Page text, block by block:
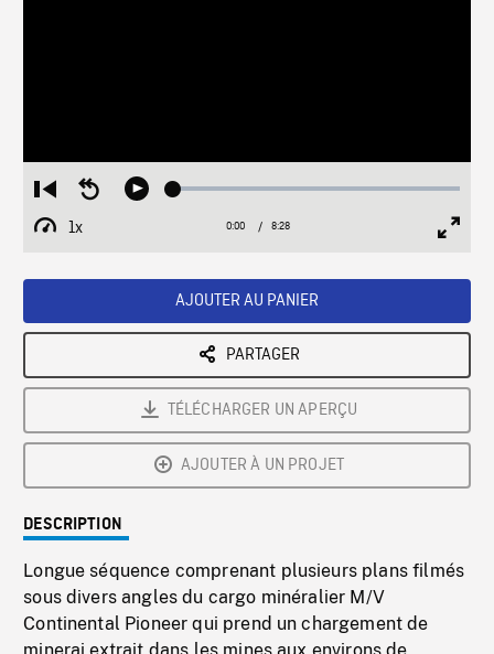
Restart
from
beginning
Seek
Play Loaded:
1x
Playback
Current
0:00 / Duration
8:28
AJOUTER AU PANIER
PARTAGER
TÉLÉCHARGER UN APERÇU
AJOUTER À UN PROJET
DESCRIPTION
Longue séquence comprenant plusieurs plans filmés
sous divers angles du cargo minéralier M/V
Continental Pioneer qui prend un chargement de